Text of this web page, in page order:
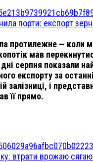
порти: експорт
протилежне — коли
мав
серпня показали
експорту за
залізниці, і
її прямо.
втрати врожаю